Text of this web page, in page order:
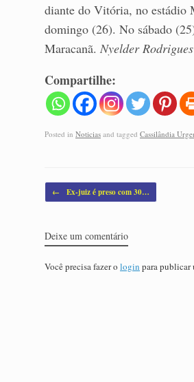
diante do Vitória, no estádio
domingo (26). No sábado
Maracanã. Nyelder
Compartilhe:
Posted in Noticias and tagged Cassilândia
Post navigation
← Ex-juiz é preso com 30…
Deixe um comentário
Você precisa fazer o login para publicar